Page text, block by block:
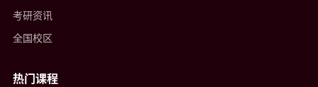
考研资讯
全国校区
热门课程